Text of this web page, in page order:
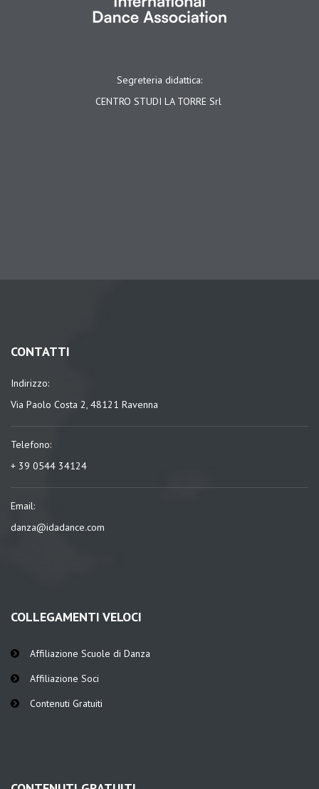
Segreteria didattica:
CENTRO STUDI LA TORRE Srl
CONTATTI
Indirizzo:
Via Paolo Costa 2, 48121 Ravenna
Telefono:
+ 39 0544 34124
Email:
danza@idadance.com
COLLEGAMENTI VELOCI
Affiliazione Scuole di Danza
Affiliazione Soci
Contenuti Gratuiti